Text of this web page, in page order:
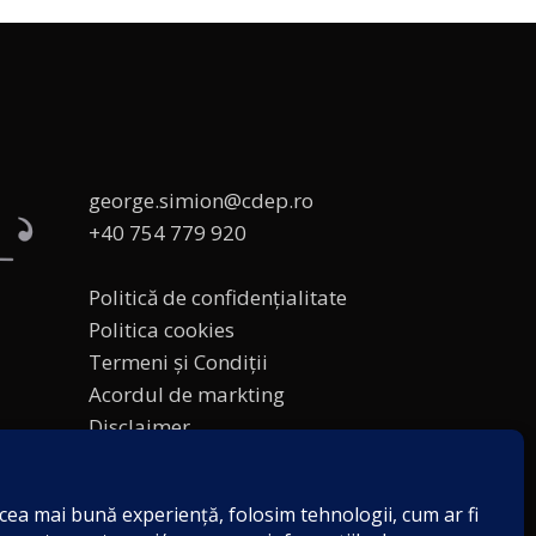
george.simion@cdep.ro
+40 754 779 920
Politică de confidențialitate
Politica cookies
Termeni și Condiții
Acordul de markting
Disclaimer